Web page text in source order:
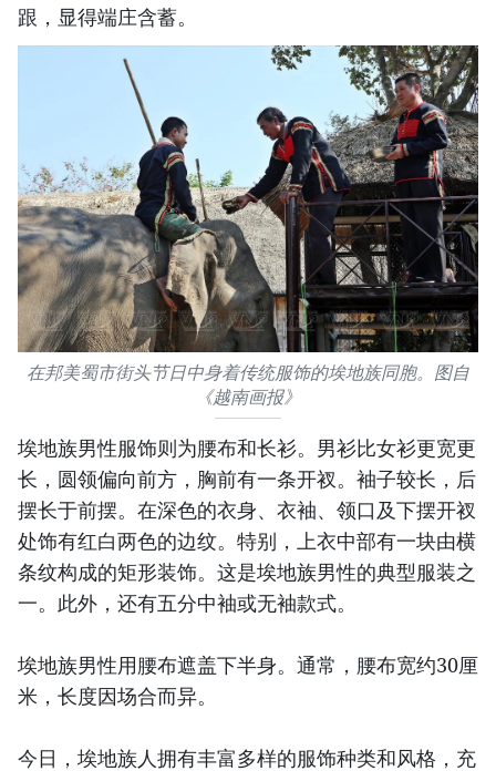
跟，显得端庄含蓄。
在邦美蜀市街头节日中身着传统服饰的埃地族同胞。图自
《越南画报》
埃地族男性服饰则为腰布和长衫。男衫比女衫更宽更
长，圆领偏向前方，胸前有一条开衩。袖子较长，后
摆长于前摆。在深色的衣身、衣袖、领口及下摆开衩
处饰有红白两色的边纹。特别，上衣中部有一块由横
条纹构成的矩形装饰。这是埃地族男性的典型服装之
一。此外，还有五分中袖或无袖款式。
埃地族男性用腰布遮盖下半身。通常，腰布宽约30厘
米，长度因场合而异。
今日，埃地族人拥有丰富多样的服饰种类和风格，充